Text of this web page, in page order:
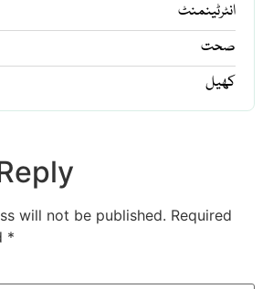
انٹرٹینمنٹ
صحت
کھیل
will not be published. Required
*